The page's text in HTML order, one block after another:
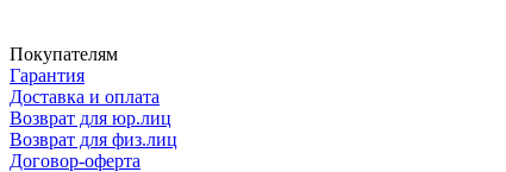
Покупателям
Гарантия
Доставка и оплата
Возврат для юр.лиц
Возврат для физ.лиц
Договор-оферта